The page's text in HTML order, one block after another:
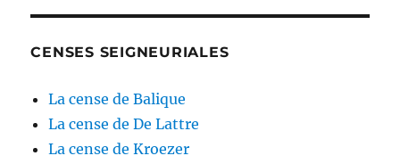
CENSES SEIGNEURIALES
La cense de Balique
La cense de De Lattre
La cense de Kroezer